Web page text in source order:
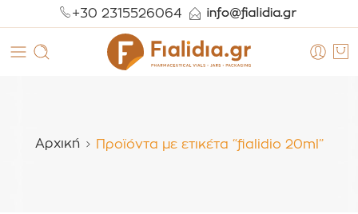
+30 2315526064
Αρχική Προϊόντα με ετικέτα “fialidio 20ml”